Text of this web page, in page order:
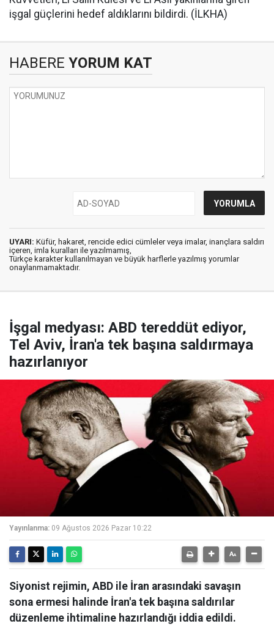
işgal güçlerini hedef aldıklarını bildirdi. (İLKHA)
HABERE YORUM KAT
UYARI: Küfür, hakaret, rencide edici cümleler veya imalar, inançlara saldırı
içeren, imla kuralları ile yazılmamış,
Türkçe karakter kullanılmayan ve büyük harflerle yazılmış yorumlar
onaylanmamaktadır.
İşgal medyası: ABD tereddüt ediyor,
Tel Aviv, İran'a tek başına saldırmaya
hazırlanıyor
Yayınlanma: 09 Ağustos 2026 Pazar 10:22
Siyonist rejimin, ABD ile İran arasındaki savaşın
sona ermesi halinde İran'a tek başına saldırılar
düzenleme ihtimaline hazırlandığı iddia edildi.